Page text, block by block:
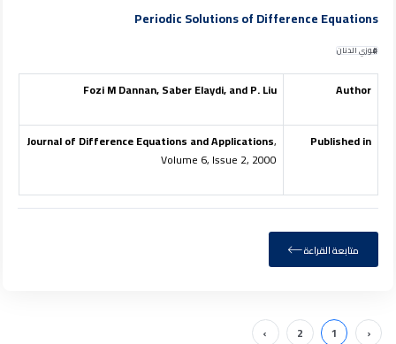
Periodic Solutions of Difference Equations
فوزي الدنان
Author
Fozi M Dannan, Saber Elaydi, and P. Liu
Published in
Journal of Difference Equations and Applications,
Volume 6, Issue 2, 2000
متابعة القراءة
‹
1
2
›